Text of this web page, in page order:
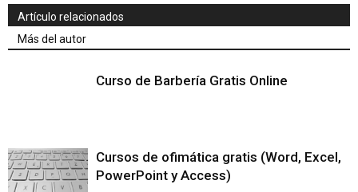
Artículo relacionados
Más del autor
Curso de Barbería Gratis Online
Cursos de ofimática gratis (Word, Excel,
PowerPoint y Access)